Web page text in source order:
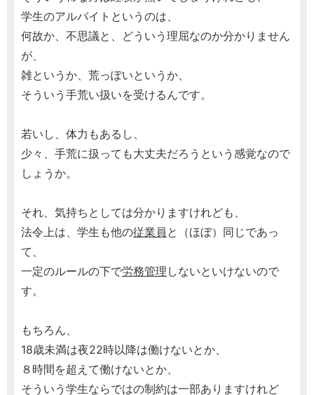
学生のアルバイトというのは、
何故か、不思議と、どういう理屈なのか分かりません
が、
雑というか、荒っぽいというか、
そういう手荒い扱いを受けるんです。
若いし、体力もあるし、
少々、手荒に扱っても大丈夫だろうという感覚なので
しょうか。
それ、気持ちとしては分かりますけれども、
法令上は、学生も他の従業員 と（ほぼ）同じであっ
て、
一定のルールの下で労務管理 しないといけないので
す。
もちろん、
18歳未満は夜22時以降は働けないとか、
８時間を超えて働けないとか、
そういう学生ならではの制約は一部ありますけれど